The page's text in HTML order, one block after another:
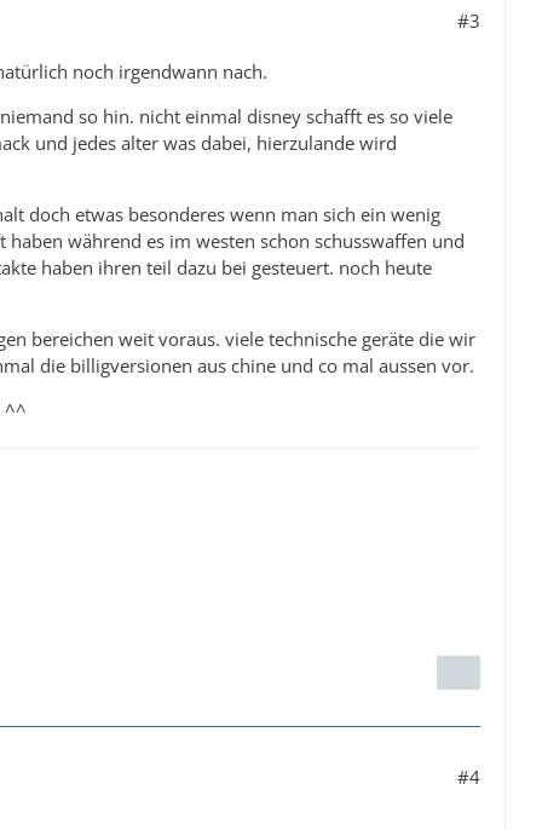
#3
noch irgendwann nach.
so hin. nicht einmal disney schafft es so viele
und jedes alter was dabei, hierzulande wird
doch etwas besonderes wenn man sich ein wenig
während es im westen schon schusswaffen und
haben ihren teil dazu bei gesteuert. noch heute
bereichen weit voraus. viele technische geräte die wir
die billigversionen aus chine und co mal aussen vor.
^^
#4